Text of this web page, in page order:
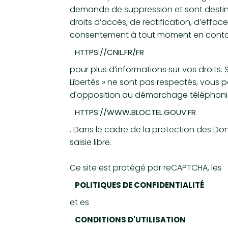
demande de suppression et sont
droits d’accès, de rectification,
consentement à tout moment en
HTTPS://CNIL.FR/FR
pour plus d’informations sur vos
Libertés » ne sont pas respectés, vous
d'opposition au démarchage
HTTPS://WWW.BLOCTEL.GOUV.FR
. Dans le cadre de la protection des
saisie libre.
Ce site est protégé par reCAPTCHA, les
POLITIQUES DE CONFIDENTIALITÉ
et es
CONDITIONS D'UTILISATION